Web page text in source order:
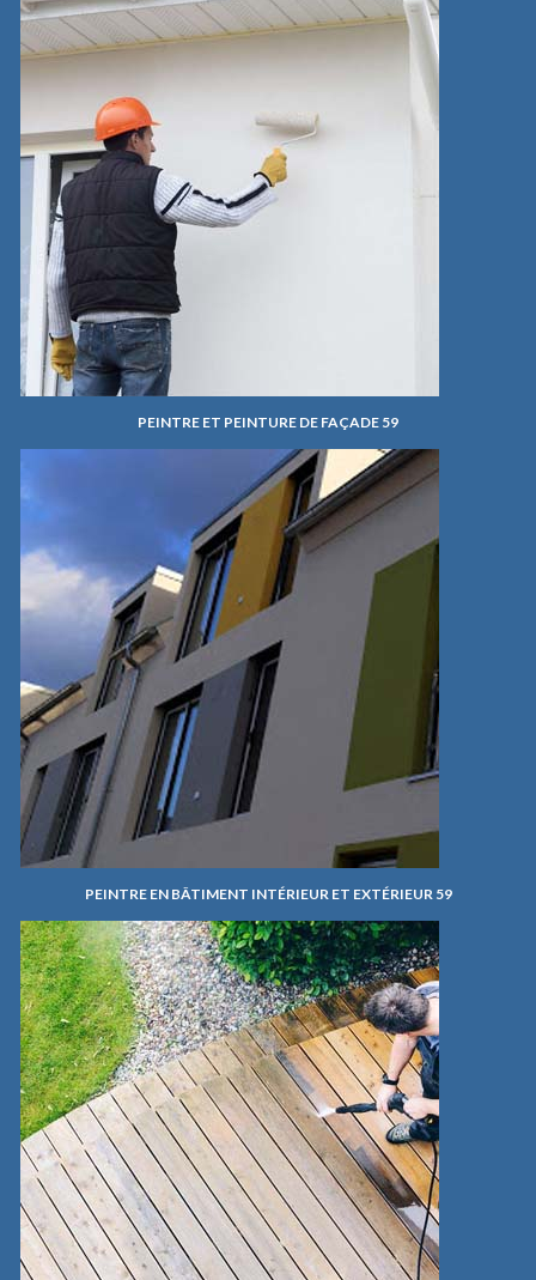
PEINTRE ET PEINTURE DE FAÇADE 59
PEINTRE EN BÂTIMENT INTÉRIEUR ET EXTÉRIEUR 59